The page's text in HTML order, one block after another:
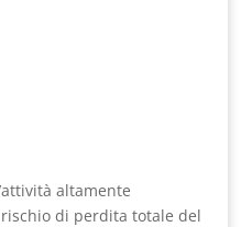
altamente
di perdita totale del